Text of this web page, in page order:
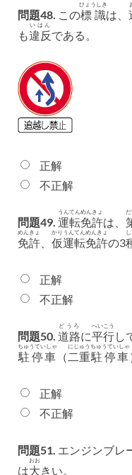
問題48. この標識
ひょうしき
は、
も違反
いはん
である。
正解
不正解
問題49. 運転
うんてん
免許
めんきょ
は、
免許
めんきょ
仮
かり
運転
うんてん
免許
めんきょ
の3
正解
不正解
問題50. 道路
どうろ
に平行
へいこう
し
駐停車
ちゅうていしゃ
（ 二重
にじゅう
駐停車
ちゅうていしゃ
正解
不正解
問題51. エンジンブレ
は大
おお
きい。